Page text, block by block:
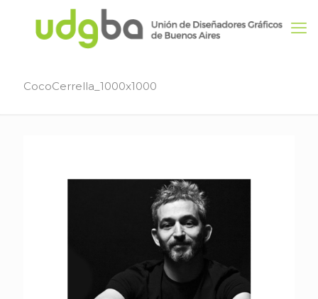
CocoCerrella_1000x1000